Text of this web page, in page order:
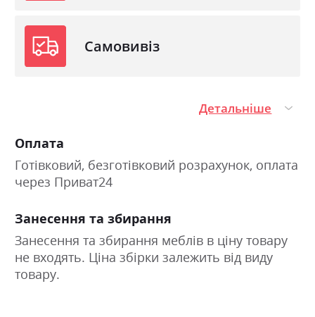
Самовивіз
Детальніше
Оплата
Готівковий, безготівковий розрахунок, оплата
через Приват24
Занесення та збирання
Занесення та збирання меблів в ціну товару
не входять. Ціна збірки залежить від виду
товару.